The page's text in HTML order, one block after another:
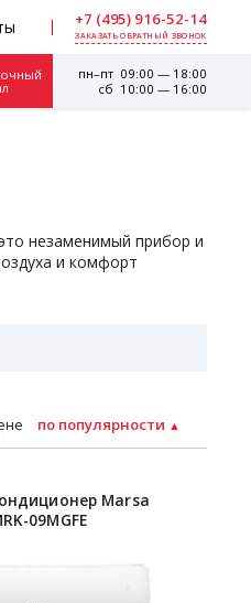
+7 (495) 916-52-14
ЗАКАЗАТЬ ОБРАТНЫЙ ЗВОНОК
пн–пт 09:00 — 18:00
сб 10:00 — 16:00
незаменимый прибор и
и комфорт
по популярности
Marsa
09MGFE